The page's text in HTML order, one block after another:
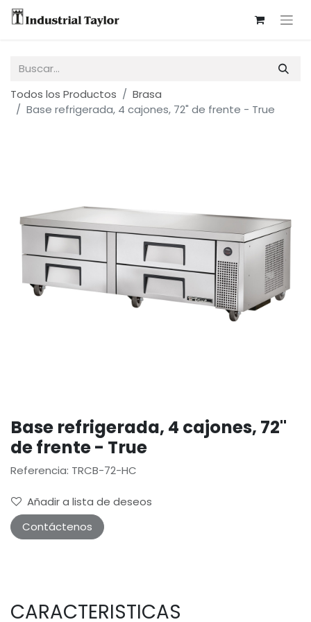
Todos los Productos
Brasa
Base refrigerada, 4 cajones, 72" de frente - True
Base refrigerada, 4 cajones, 72"
de frente - True
Referencia: TRCB-72-HC
Añadir a lista de deseos
Contáctenos
CARACTERISTICAS